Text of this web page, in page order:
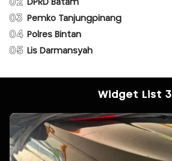
02 DPRD Batam
03 Pemko Tanjungpinang
04 Polres Bintan
05 Lis Darmansyah
Widget List 3